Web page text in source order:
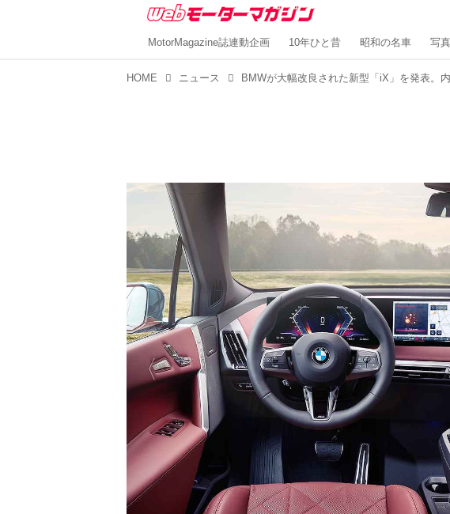
MotorMagazine誌連動企画 10年ひと昔 昭和の名車 写
HOME ニュース